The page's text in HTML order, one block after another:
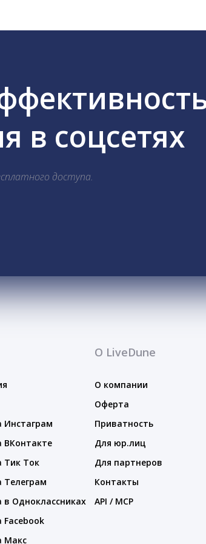
в соцсетях
доступа.
Инстаграм
ВКонтакте
Тик Ток
Телеграм
в Одноклассниках
Facebook
Макс
О LiveDune
О компании
Оферта
Приватность
Для юр.лиц
Для партнеров
Контакты
API / MCP